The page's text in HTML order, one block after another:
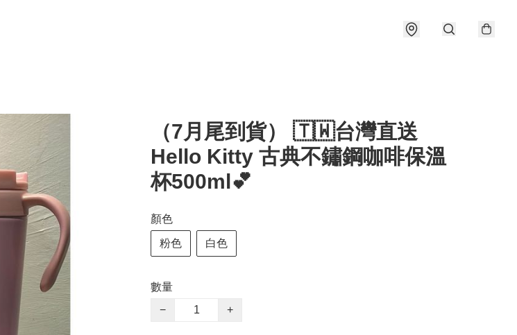
（7月尾到貨） 🇹🇼台灣直送
Hello Kitty 古典不鏽鋼咖啡保溫
杯500ml💕
顏色
粉色 白色
數量
−
+